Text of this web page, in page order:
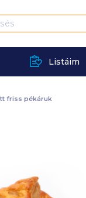
Listáim
friss pékáruk